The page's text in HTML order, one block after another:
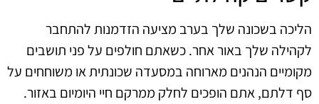
הליכה בשכונה שלך בערב מציעה הזדמנות להתחבר
לקהילה שלך באור אחר. כשאתם חולפים על פני תושבים
מקומיים הנהנים מארוחה במסעדה שכונתית או משוחחים על
סף דלתם, אתם הופכים לחלק ממרקם חיי היומיום באזור.